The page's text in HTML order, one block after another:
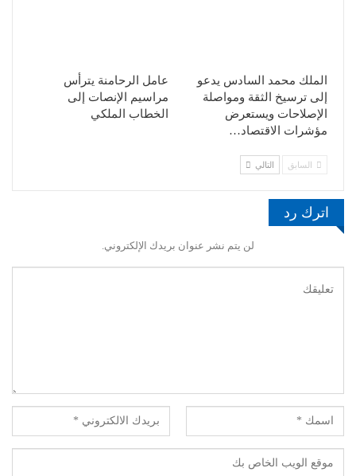
الملك محمد السادس يدعو
إلى ترسيخ الثقة ومواصلة
الإصلاحات ويستعرض
مؤشرات الاقتصاد…
عامل الرحامنة يترأس
مراسيم الإنصات إلى
الخطاب الملكي
السابق التالي
اترك رد
لن يتم نشر عنوان بريدك الإلكتروني.